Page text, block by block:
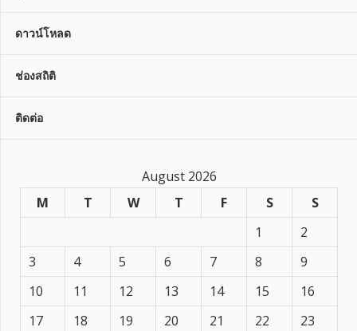
ดาวน์โหลด
ช่องสถิติ
ติดต่อ
August 2026
M
T W T F S S
1
2
3
4 5 6 7 8
9
10
11 12 13 14 15
16
17
18 19 20 21 22
23